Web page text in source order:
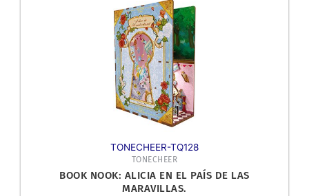
TONECHEER-TQ128
TONECHEER
BOOK NOOK: ALICIA EN EL PAÍS DE LAS
MARAVILLAS.